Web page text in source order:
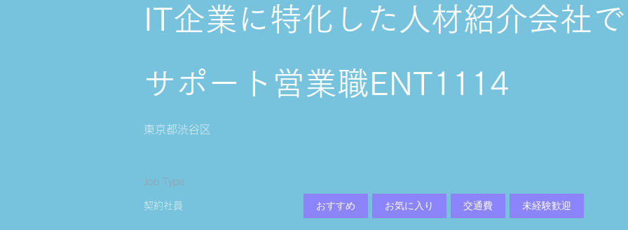
IT企業に特化した人材紹介会社で
サポート営業職ENT1114
東京都渋谷区
Job Type
契約社員 おすすめ お気に入り 交通費 未経験歓迎